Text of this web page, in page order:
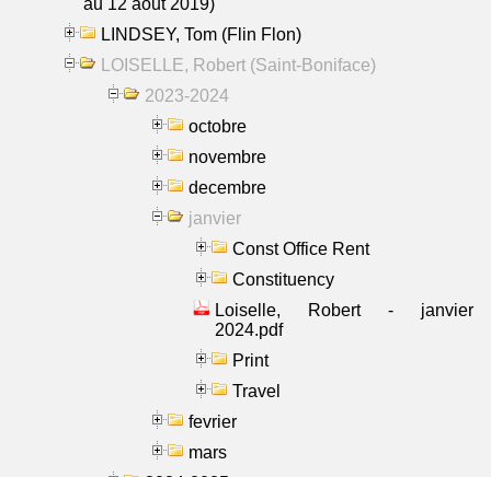
LINDSEY, Tom (Flin Flon)
LOISELLE, Robert (Saint-Boniface)
2023-2024
octobre
novembre
decembre
janvier
Const Office Rent
Constituency
Loiselle, Robert - janvier
2024.pdf
Print
Travel
fevrier
mars